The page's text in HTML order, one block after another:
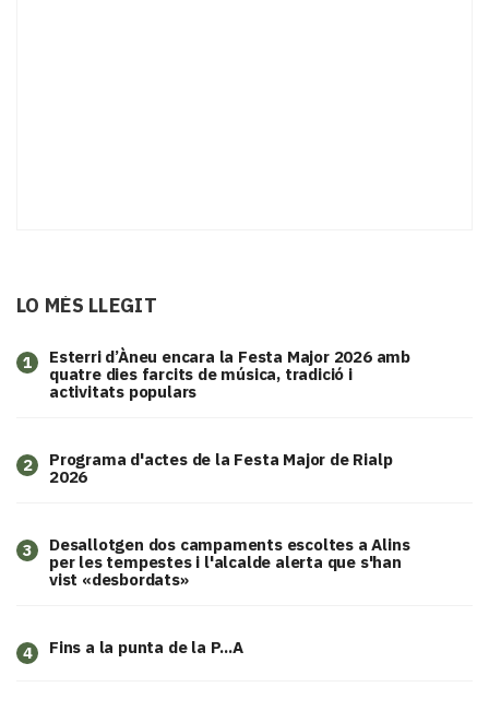
LO MÉS LLEGIT
1
Esterri d’Àneu encara la Festa Major 2026 amb
quatre dies farcits de música, tradició i
activitats populars
2
Programa d'actes de la Festa Major de Rialp
2026
3
​Desallotgen dos campaments escoltes a Alins
per les tempestes i l'alcalde alerta que s'han
vist «desbordats»
4 Fins a la punta de la P...A